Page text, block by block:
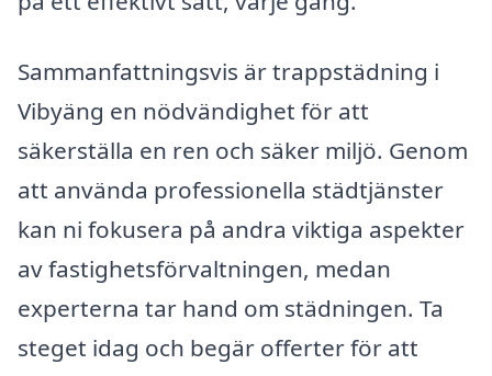
Sammanfattningsvis är trappstädning i
Vibyäng en nödvändighet för att
säkerställa en ren och säker miljö. Genom
att använda professionella städtjänster
kan ni fokusera på andra viktiga aspekter
av fastighetsförvaltningen, medan
experterna tar hand om städningen. Ta
steget idag och begär offerter för att